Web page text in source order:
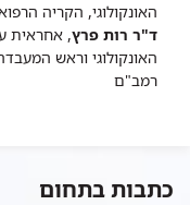
האונקולוגי, הקריה
ד"ר רות פרץ
האונקולוגי וראש
רמב"ם
כתבות בתחום